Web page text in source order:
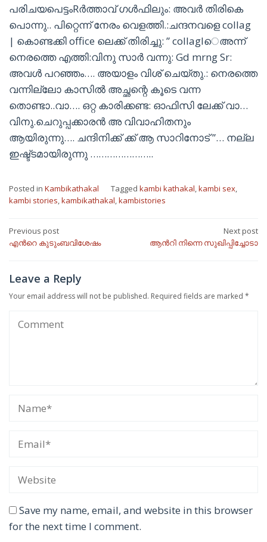
പരിചയപെട്ടംRർത്താവ് ഗൾഫിലും: അവർ തിരികെ
പൊന്നു.. പിറ്റെന്ന് നേരം വെളത്തി.:ചന്ദനവളെ collag
| കൊണ്ടക്കി office ലെക്ക് തിരിച്ചു: ” collaglെഅന്ന്
നെരത്തെ എത്തി:വിനു സാർ വന്നു: Gd mrng Sr:
അവൾ പറഞ്ഞം…. അയാളം വിശ് ചെയ്തു.: നെരത്തെ
വന്നില്ലോ കാസിൽ അച്ഛന്റെ കൂടെ വന്ന
തൊണ്ടാ..വാ…. ഒറ്റ കാരിക്കണ്ട: ഓഫിസി ലേക്ക് വാ…
വിനു.ചെറുപ്പക്കാരൻ അ വിവാഹിതനും
ആയിരുന്നു…. ചന്ദിനിക്ക് ക്ക് ആ സാറിനോട് ”… നല്ല
ഇഷ്ട്ടമായിരുന്നു …………………..
Posted in Kambikathakal Tagged kambi kathakal,kambi sex,
kambi stories,kambikathakal,kambistories
Post
navigation
Previous post
എന്‍റെ കുടുംബവിശേഷം
Next post
ആന്‍റി നിന്നെ സുഖിപ്പിച്ചോടാ
Leave a Reply
Your email address will not be published. Required fields are marked *
Save my name, email, and website in this browser
for the next time I comment.